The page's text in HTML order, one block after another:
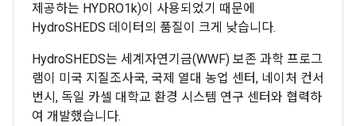
제공하는 HYDRO1k)이 사용되었기 때문에
HydroSHEDS 데이터의 품질이 크게 낮습니다.
HydroSHEDS는 세계자연기금(WWF) 보존 과학 프로그
램이 미국 지질조사국, 국제 열대 농업 센터, 네이처 컨서
번시, 독일 카셀 대학교 환경 시스템 연구 센터와 협력하
여 개발했습니다.